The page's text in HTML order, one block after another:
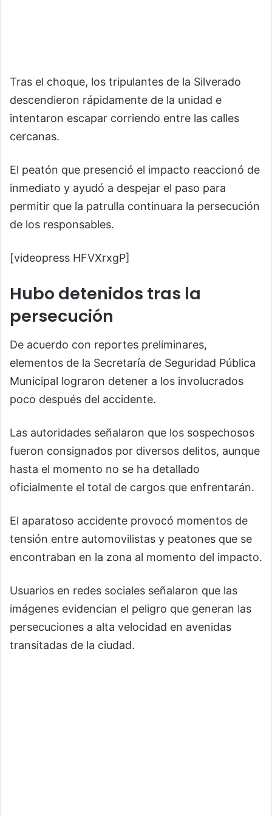
Tras el choque, los tripulantes de la Silverado
descendieron rápidamente de la unidad e
intentaron escapar corriendo entre las calles
cercanas.
El peatón que presenció el impacto reaccionó de
inmediato y ayudó a despejar el paso para
permitir que la patrulla continuara la persecución
de los responsables.
[videopress HFVXrxgP]
Hubo detenidos tras la
persecución
De acuerdo con reportes preliminares,
elementos de la Secretaría de Seguridad Pública
Municipal lograron detener a los involucrados
poco después del accidente.
Las autoridades señalaron que los sospechosos
fueron consignados por diversos delitos, aunque
hasta el momento no se ha detallado
oficialmente el total de cargos que enfrentarán.
El aparatoso accidente provocó momentos de
tensión entre automovilistas y peatones que se
encontraban en la zona al momento del impacto.
Usuarios en redes sociales señalaron que las
imágenes evidencian el peligro que generan las
persecuciones a alta velocidad en avenidas
transitadas de la ciudad.